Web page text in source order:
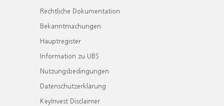
Rechtliche Dokumentation
Bekanntmachungen
Hauptregister
Information zu UBS
Nutzungsbedingungen
Datenschutzerklärung
KeyInvest Disclaimer